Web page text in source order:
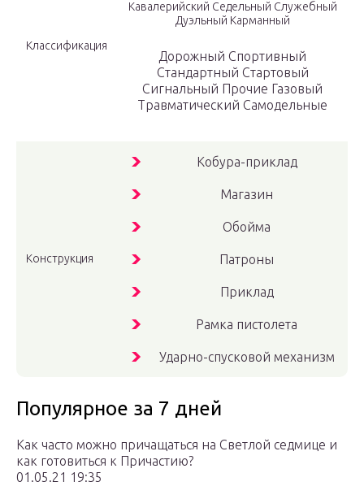
Классификация
Кавалерийский Седельный Служебный
Дуэльный Карманный
Дорожный Спортивный
Стандартный Стартовый
Сигнальный Прочие Газовый
Травматический Самодельные
Конструкция
Кобура-приклад
Магазин
Обойма
Патроны
Приклад
Рамка пистолета
Ударно-спусковой механизм
Популярное за 7 дней
Как часто можно причащаться на Светлой седмице и
как готовиться к Причастию?
01.05.21 19:35